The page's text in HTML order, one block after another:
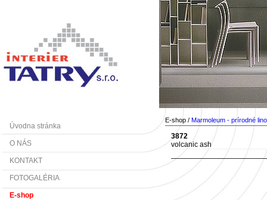
Úvodna stránka
O NÁS
KONTAKT
FOTOGALÉRIA
E-shop
E-shop / Marmoleum - prírodné
3872
volcanic ash